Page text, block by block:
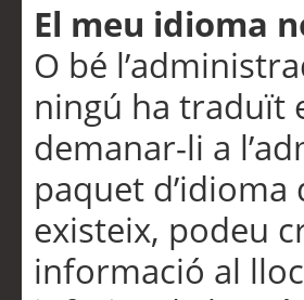
El meu idioma
O bé
ningú ha traduït
demanar-li a
paquet d’idioma
existeix, podeu
informació al